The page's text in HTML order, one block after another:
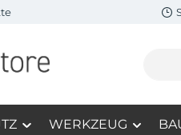
springen
WERKZEUG